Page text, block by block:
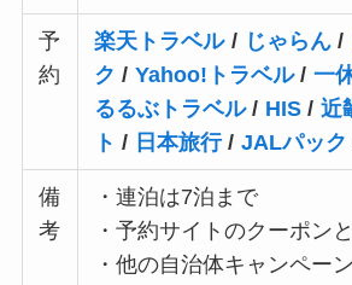
予
約
楽天トラベル / じゃらん /
ク / Yahoo!トラベル/ 一
るるぶトラベル/ HIS / 近
ト / 日本旅行/ JALパック
備
考
・連泊は7泊まで
・予約サイトのクーポン
・他の自治体キャンペー